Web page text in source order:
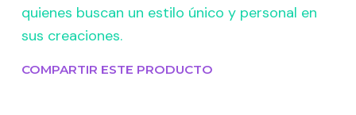
quienes buscan un estilo único y personal en
sus creaciones.
COMPARTIR ESTE PRODUCTO